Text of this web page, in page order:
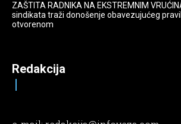
ZAŠTITA RADNIKA NA EKSTREMNIM
sindikata traži donošenje obavezujućeg
otvorenom
Redakcija